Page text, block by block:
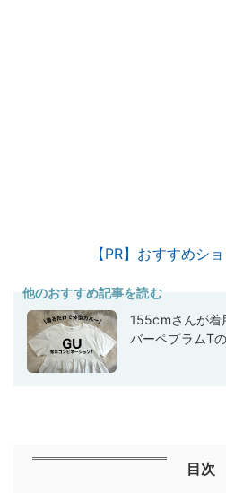
【PR】おすすめシ
他のおすすめ記事を読む
155cmさんが
バーペプラムT
目次